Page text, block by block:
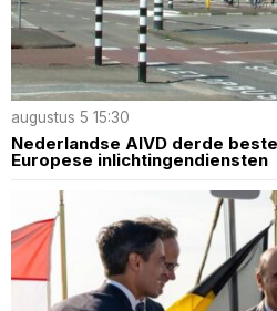
augustus 5 15:30
Nederlandse AIVD derde
Europese inlichtingendiensten